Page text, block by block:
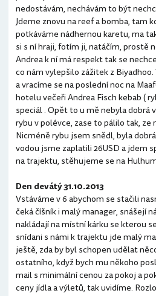
nedostávám, nechávám to být
Jdeme znovu na reef a bomba, tam
potkáváme nádhernou karetu, ma
si s ní hraji, fotím ji, natáčím, prostě
Andrea k ní má respekt tak se
co nám vylepšilo zážitek z
a vracíme se na poslední noc na
hotelu večeři Andrea Fisch kebab (
speciál . Opět to u mě nebyla dobrá
rybu v polévce, zase to pálilo tak, ze
Nicméně rybu jsem snědl, byla
vodou jsme zaplatili 26USD a jdem
na trajektu, stěhujeme se na
Den devátý 31.10.2013
Vstáváme v 6 abychom se stačili
čeká číšník i malý manager, snášejí
nakládají na místní kárku se kterou
snídani s námi k trajektu jde malý
ještě, zda by byl schopen udělat
ostatního, když bych mu někoho
mail s minimální cenou za pokoj a
ceny jídla a výletů, tak uvidíme.